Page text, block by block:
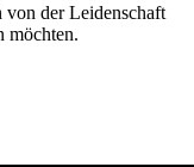
von der Leidenschaft
möchten.